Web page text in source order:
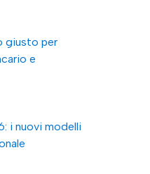
giusto per
e
i nuovi modelli